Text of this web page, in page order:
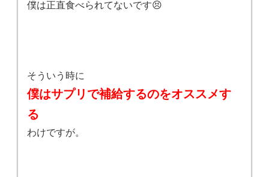
僕は正直食べられてないです😣
そういう時に
僕はサプリで補給するのをオススメす
る
わけですが。